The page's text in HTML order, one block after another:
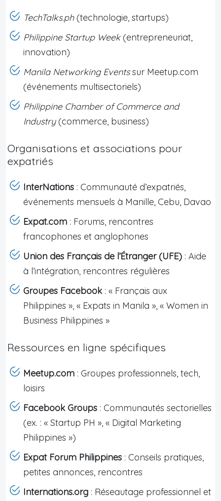
TechTalks.ph(technologie, startups)
Philippine Startup Week(entrepreneuriat,
innovation)
Manila Networking Eventssur Meetup.com
(événements multisectoriels)
Philippine Chamber of Commerce and
Industry(commerce, business)
Organisations et associations pour
expatriés
InterNations : Communauté d’expatriés,
événements mensuels à Manille, Cebu, Davao
Expat.com : Forums, rencontres
francophones et anglophones
Union des Français de l’Étranger (UFE) : Aide
à l’intégration, rencontres régulières
Groupes Facebook : « Français aux
Philippines », « Expats in Manila », « Women in
Business Philippines »
Ressources en ligne spécifiques
Meetup.com : Groupes professionnels, tech,
loisirs
Facebook Groups : Communautés sectorielles
(ex. : « Startup PH », « Digital Marketing
Philippines »)
Expat Forum Philippines : Conseils pratiques,
petites annonces, rencontres
Internations.org : Réseautage professionnel et